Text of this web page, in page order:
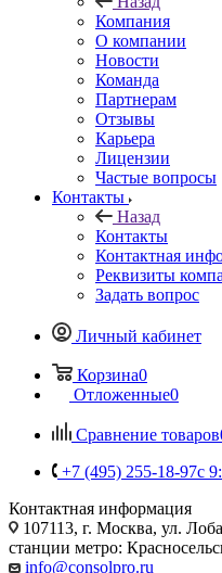
Компания
О компании
Новости
Команда
Партнерам
Отзывы
Карьера
Лицензии
Частые вопросы
Контакты
Назад
Контакты
Контактная
Реквизиты
Задать вопрос
Личный кабинет
Корзина0
Отложенные0
Сравнение товаров
+7 (495) 255-18-97с
Контактная информация
107113, г. Москва, ул.
станции метро:
info@consolpro.ru